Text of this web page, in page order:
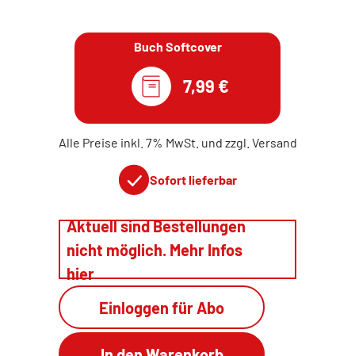
Buch Softcover
7,99 €
Alle Preise inkl. 7% MwSt. und zzgl. Versand
Sofort lieferbar
Aktuell sind Bestellungen
nicht möglich. Mehr Infos
hier
Einloggen für Abo